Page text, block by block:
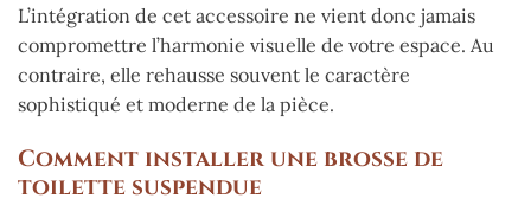
L’intégration de cet accessoire ne vient donc jamais
compromettre l’harmonie visuelle de votre espace. Au
contraire, elle rehausse souvent le caractère
sophistiqué et moderne de la pièce.
Comment installer une brosse de
toilette suspendue